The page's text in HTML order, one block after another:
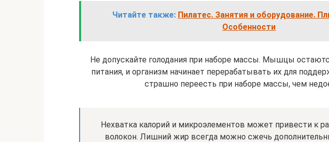
Читайте также: Пилатес. Занятия и оборудование.
Особенности
Не допускайте голодания при наборе массы. Мышцы
питания, и организм начинает перерабатывать их для
страшно переесть при наборе массы, чем
Нехватка калорий и микроэлементов может привести к
волокон. Лишний жир всегда можно сжечь